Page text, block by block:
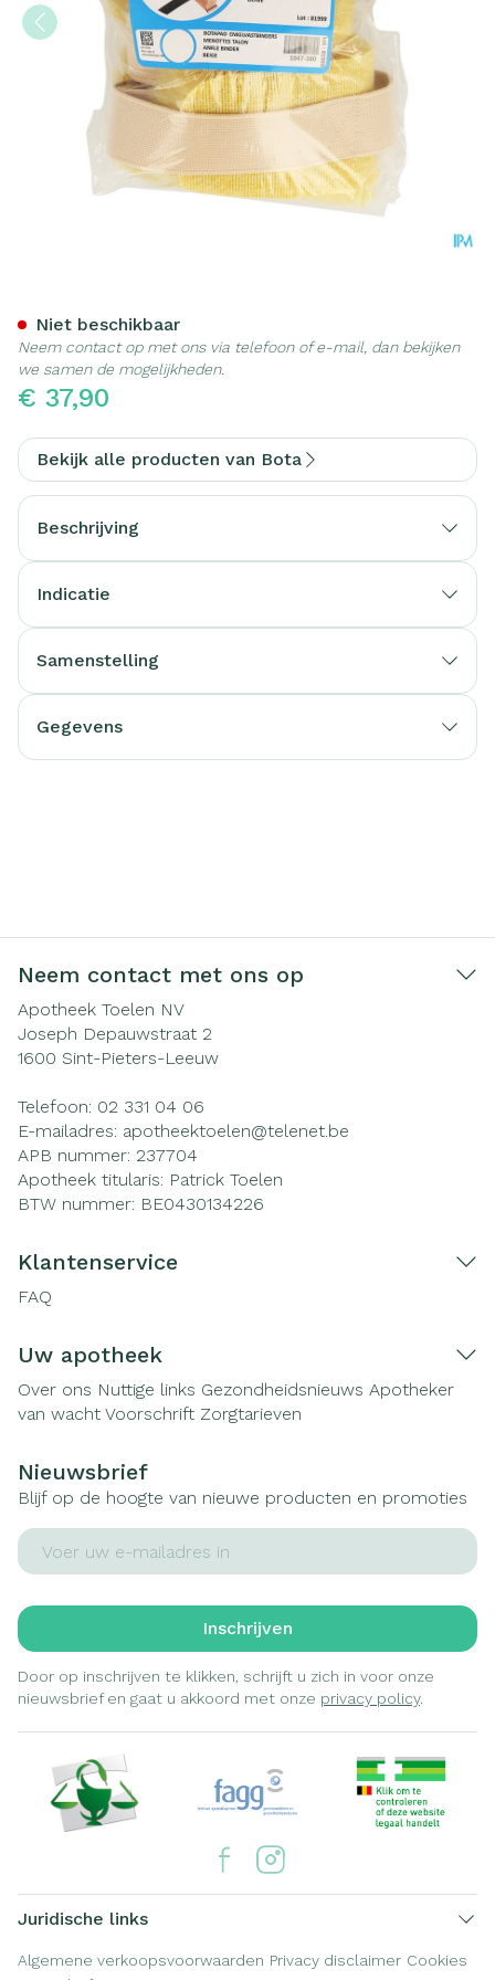
€ 37,90
Niet beschikbaar
Neem contact op met ons via telefoon of e-mail, dan bekijken
we samen de mogelijkheden.
Bekijk alle producten van Bota
Beschrijving
Indicatie
Samenstelling
Gegevens
Neem contact met ons op
Apotheek Toelen NV
Joseph Depauwstraat 2
1600 Sint-Pieters-Leeuw
Telefoon: 02 331 04 06
E-mailadres: apotheektoelen@telenet.be
APB nummer: 237704
Apotheek titularis: Patrick Toelen
BTW nummer: BE0430134226
Klantenservice
FAQ
Uw apotheek
Over ons Nuttige links Gezondheidsnieuws Apotheker
van wacht Voorschrift Zorgtarieven
Nieuwsbrief
Blijf op de hoogte van nieuwe producten en promoties
E-mail adres
Inschrijven
Door op inschrijven te klikken, schrijft u zich in voor onze
nieuwsbrief en gaat u akkoord met onze privacy policy.
Juridische links
Algemene verkoopsvoorwaarden Privacy disclaimer Cookies